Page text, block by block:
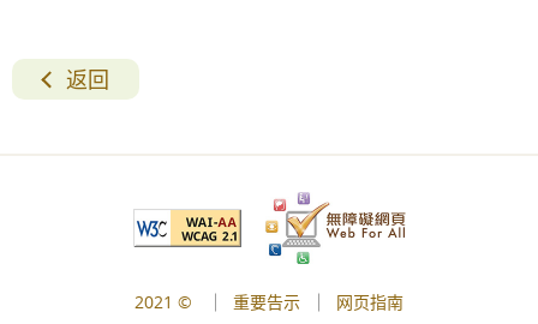
返回
2021 © 重要告示 网页指南